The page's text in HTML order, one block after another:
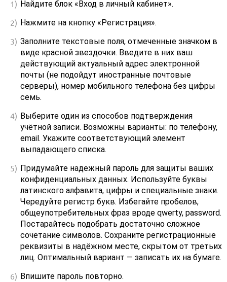
Найдите блок «Вход в личный кабинет».
Нажмите на кнопку «Регистрация».
Заполните текстовые поля, отмеченные значком в
виде красной звездочки. Введите в них ваш
действующий актуальный адрес электронной
почты (не подойдут иностранные почтовые
серверы), номер мобильного телефона без цифры
семь.
Выберите один из способов подтверждения
учётной записи. Возможны варианты: по телефону,
email. Укажите соответствующий элемент
выпадающего списка.
Придумайте надежный пароль для защиты ваших
конфиденциальных данных. Используйте буквы
латинского алфавита, цифры и специальные знаки.
Чередуйте регистр букв. Избегайте пробелов,
общеупотребительных фраз вроде qwerty, password.
Постарайтесь подобрать достаточно сложное
сочетание символов. Сохраните регистрационные
реквизиты в надёжном месте, скрытом от третьих
лиц. Оптимальный вариант — записать их на бумаге.
Впишите пароль повторно.